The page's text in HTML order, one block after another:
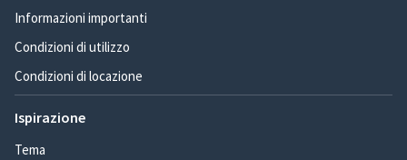
Informazioni importanti
Condizioni di utilizzo
Condizioni di locazione
Ispirazione
Tema